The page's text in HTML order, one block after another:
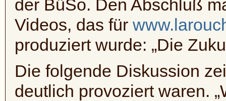
der BüSo. Den Abschluß
Videos, das für
produziert wurde: „Die
Die folgende Diskussion
deutlich provoziert waren.